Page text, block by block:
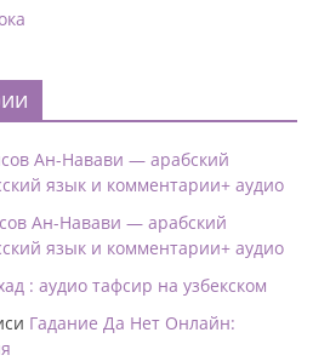
Ан-Навави — арабский
язык и комментарии+ аудио
Ан-Навави — арабский
язык и комментарии+ аудио
: аудио тафсир на узбекском
Гадание Да Нет Онлайн: